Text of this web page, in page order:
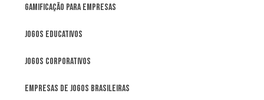
Gamificação para Empresas
Jogos Educativos
Jogos Corporativos
Empresas de jogos brasileiras